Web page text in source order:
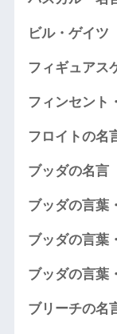
ビル・ゲイツ
フィギュアス
フィンセント
フロイトの名
ブッダの名言
ブッダの言葉
ブッダの言葉
ブッダの言葉
ブリーチの名